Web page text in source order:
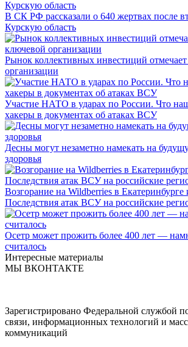
В СК РФ рассказали о 640 жертвах после
Курскую область
Рынок коллективных инвестиций
организации
Участие НАТО в ударах по России. Что
хакеры в документах об атаках ВСУ
Десны могут незаметно намекать на
здоровья
Возгорание на Wildberries в
Последствия атак ВСУ на российские
Осетр может прожить более 400 лет —
считалось
Интересные материалы
МЫ ВКОНТАКТЕ
Зарегистрировано Федеральной службой
связи, информационных технологий и
коммуникаций